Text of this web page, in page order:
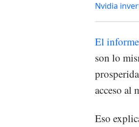
Nvidia
El informe
son lo
acceso al
Eso